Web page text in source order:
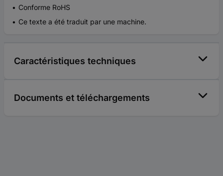
Conforme RoHS
Ce texte a été traduit par une machine.
Caractéristiques techniques
Documents et téléchargements